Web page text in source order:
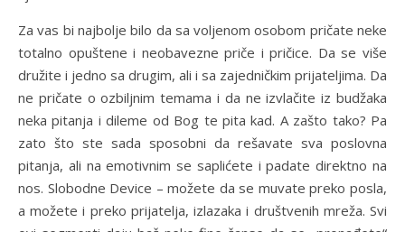
Za vas bi najbolje bilo da sa voljenom osobom pričate neke
totalno opuštene i neobavezne priče i pričice. Da se više
družite i jedno sa drugim, ali i sa zajedničkim prijateljima. Da
ne pričate o ozbiljnim temama i da ne izvlačite iz budžaka
neka pitanja i dileme od Bog te pita kad. A zašto tako? Pa
zato što ste sada sposobni da rešavate sva poslovna
pitanja, ali na emotivnim se saplićete i padate direktno na
nos. Slobodne Device – možete da se muvate preko posla,
a možete i preko prijatelja, izlazaka i društvenih mreža. Svi